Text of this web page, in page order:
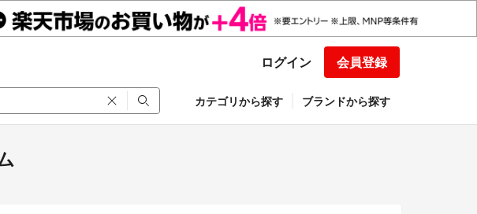
ログイン 会員登録
カテゴリから探す ブランドから探す